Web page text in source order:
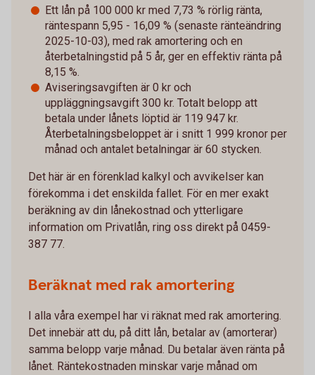
Ett lån på 100 000 kr med 7,73 % rörlig ränta,
räntespann 5,95 - 16,09 % (senaste ränteändring
2025-10-03), med rak amortering och en
återbetalningstid på 5 år, ger en effektiv ränta på
8,15 %.
Aviseringsavgiften är 0 kr och
uppläggningsavgift 300 kr. Totalt belopp att
betala under lånets löptid är 119 947 kr.
Återbetalningsbeloppet är i snitt 1 999 kronor per
månad och antalet betalningar är 60 stycken.
Det här är en förenklad kalkyl och avvikelser kan
förekomma i det enskilda fallet. För en mer exakt
beräkning av din lånekostnad och ytterligare
information om Privatlån, ring oss direkt på 0459-
387 77.
Beräknat med rak amortering
I alla våra exempel har vi räknat med rak amortering.
Det innebär att du, på ditt lån, betalar av (amorterar)
samma belopp varje månad. Du betalar även ränta på
lånet. Räntekostnaden minskar varje månad om